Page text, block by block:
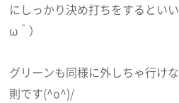
にしっかり決め打ちをするとい
ω＾）
グリーンも同様に外しちゃ行け
則です(^o^)/